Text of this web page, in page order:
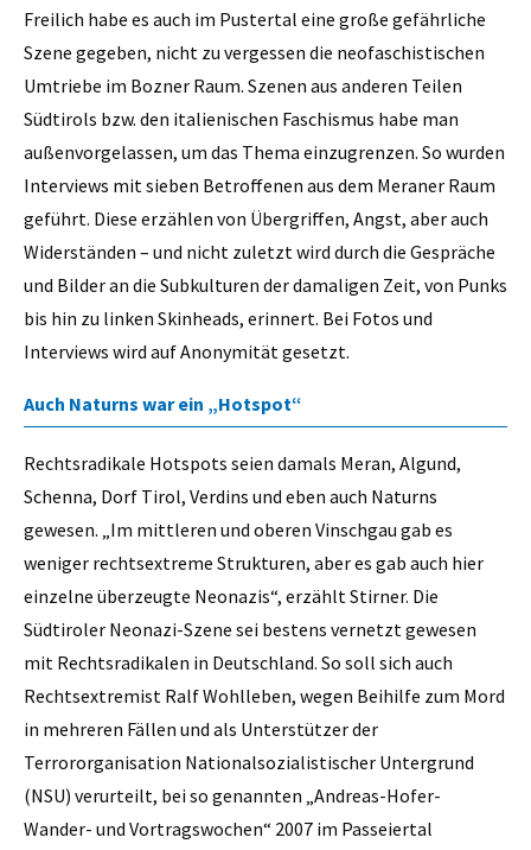
Freilich habe es auch im Pustertal eine große gefährliche
Szene gegeben, nicht zu vergessen die neofaschistischen
Umtriebe im Bozner Raum. Szenen aus anderen Teilen
Südtirols bzw. den italienischen Faschismus habe man
außenvorgelassen, um das Thema einzugrenzen. So wurden
Interviews mit sieben Betroffenen aus dem Meraner Raum
geführt. Diese erzählen von Übergriffen, Angst, aber auch
Widerständen – und nicht zuletzt wird durch die Gespräche
und Bilder an die Subkulturen der damaligen Zeit, von Punks
bis hin zu linken Skinheads, erinnert. Bei Fotos und
Interviews wird auf Anonymität gesetzt.
Auch Naturns war ein „Hotspot“
Rechtsradikale Hotspots seien damals Meran, Algund,
Schenna, Dorf Tirol, Verdins und eben auch Naturns
gewesen. „Im mittleren und oberen Vinschgau gab es
weniger rechtsextreme Strukturen, aber es gab auch hier
einzelne überzeugte Neonazis“, erzählt Stirner. Die
Südtiroler Neonazi-Szene sei bestens vernetzt gewesen
mit Rechtsradikalen in Deutschland. So soll sich auch
Rechtsextremist Ralf Wohlleben, wegen Beihilfe zum Mord
in mehreren Fällen und als Unterstützer der
Terrororganisation Nationalsozialistischer Untergrund
(NSU) verurteilt, bei so genannten „Andreas-Hofer-
Wander- und Vortragswochen“ 2007 im Passeiertal